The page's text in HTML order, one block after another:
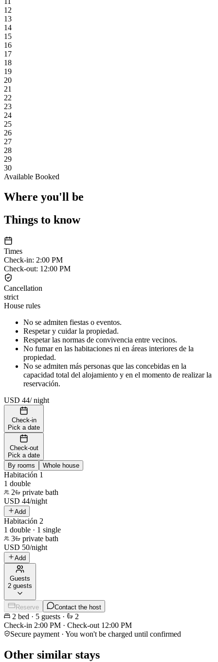
12
13
14
15
16
17
18
19
20
21
22
23
24
25
26
27
28
29
30
Available Booked
Where you'll be
Things to know
Times
Check-in: 2:00 PM
Check-out: 12:00 PM
Cancellation
strict
House rules
No se admiten fiestas o eventos.
Respetar y cuidar la propiedad.
Respetar las normas de convivencia entre vecinos.
No fumar en las habitaciones ni en áreas interiores de la
propiedad.
No se admiten más personas que las concebidas en la
capacidad total del alojamiento y en el momento de realizar la
reservación.
USD 44/night
Check-in
Pick a date
Check-out
Pick a date
By rooms
Whole house
Habitación 1
1 double
2
private bath
USD 44/night
Add
Habitación 2
1 double · 1 single
3
private bath
USD 50/night
Add
Guests
2 guests
Reserve Contact the host
2 bed · 5 guests ·
2
Check-in 2:00 PM · Check-out 12:00 PM
Secure payment · You won't be charged until confirmed
Other similar stays